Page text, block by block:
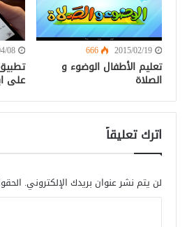
2015/02/19
666
تعليم الأطفال الوضوء و
الصلاة
08
على
اترك تعليقاً
لن يتم نشر عنوان بريدك الإلكتروني.